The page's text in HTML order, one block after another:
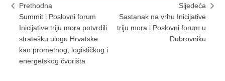
Prethodna
Summit i Poslovni forum
Inicijative triju mora potvrdili
stratešku ulogu Hrvatske
kao prometnog, logističkog i
energetskog čvorišta
Sljedeća
Sastanak na vrhu Inicijative
triju mora i Poslovni forum u
Dubrovniku